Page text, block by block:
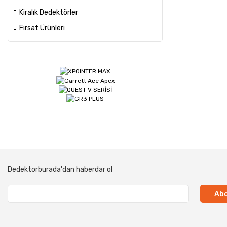
Kiralık Dedektörler
Fırsat Ürünleri
Dedektorburada'dan haberdar ol